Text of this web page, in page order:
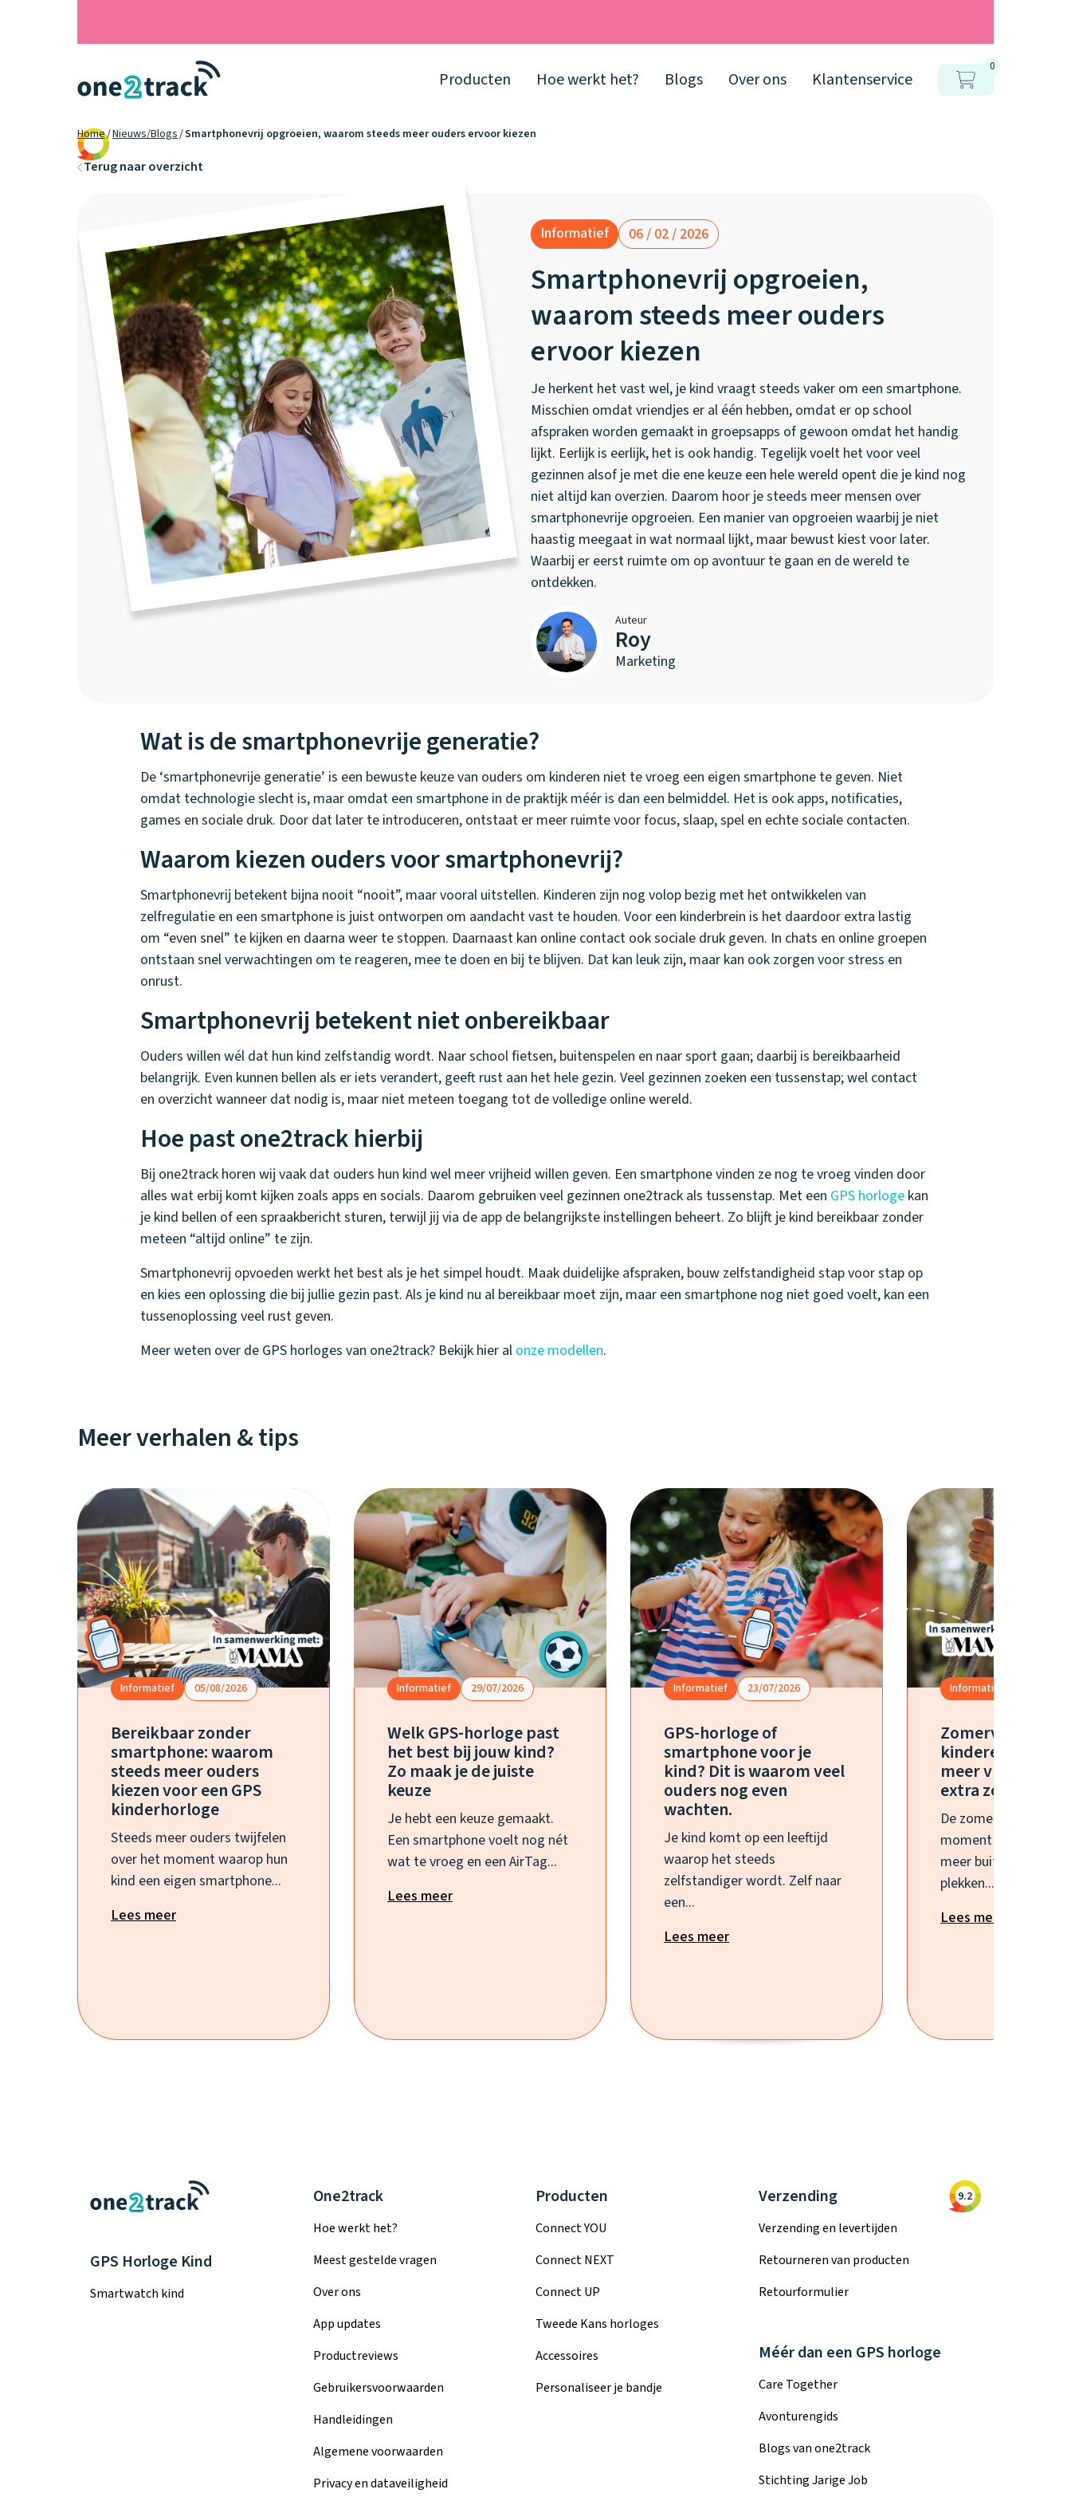
Producten Hoe werkt het? Blogs Over ons Klantenservice
0
Home Nieuws/Blogs Smartphonevrij opgroeien, waarom steeds meer ouders ervoor kiezen
Terug naar overzicht
Informatief 06 / 02 / 2026
Smartphonevrij opgroeien,
waarom steeds meer ouders
ervoor kiezen
Je herkent het vast wel, je kind vraagt steeds vaker om een smartphone.
Misschien omdat vriendjes er al één hebben, omdat er op school
afspraken worden gemaakt in groepsapps of gewoon omdat het handig
lijkt. Eerlijk is eerlijk, het is ook handig. Tegelijk voelt het voor veel
gezinnen alsof je met die ene keuze een hele wereld opent die je kind nog
niet altijd kan overzien. Daarom hoor je steeds meer mensen over
smartphonevrije opgroeien. Een manier van opgroeien waarbij je niet
haastig meegaat in wat normaal lijkt, maar bewust kiest voor later.
Waarbij er eerst ruimte om op avontuur te gaan en de wereld te
ontdekken.
Auteur
Roy
Marketing
Wat is de smartphonevrije generatie?
De ‘smartphonevrije generatie’ is een bewuste keuze van ouders om kinderen niet te vroeg een eigen smartphone te geven. Niet
omdat technologie slecht is, maar omdat een smartphone in de praktijk méér is dan een belmiddel. Het is ook apps, notificaties,
games en sociale druk. Door dat later te introduceren, ontstaat er meer ruimte voor focus, slaap, spel en echte sociale contacten.
Waarom kiezen ouders voor smartphonevrij?
Smartphonevrij betekent bijna nooit “nooit”, maar vooral uitstellen. Kinderen zijn nog volop bezig met het ontwikkelen van
zelfregulatie en een smartphone is juist ontworpen om aandacht vast te houden. Voor een kinderbrein is het daardoor extra lastig
om “even snel” te kijken en daarna weer te stoppen. Daarnaast kan online contact ook sociale druk geven. In chats en online groepen
ontstaan snel verwachtingen om te reageren, mee te doen en bij te blijven. Dat kan leuk zijn, maar kan ook zorgen voor stress en
onrust.
Smartphonevrij betekent niet onbereikbaar
Ouders willen wél dat hun kind zelfstandig wordt. Naar school fietsen, buitenspelen en naar sport gaan; daarbij is bereikbaarheid
belangrijk. Even kunnen bellen als er iets verandert, geeft rust aan het hele gezin. Veel gezinnen zoeken een tussenstap; wel contact
en overzicht wanneer dat nodig is, maar niet meteen toegang tot de volledige online wereld.
Hoe past one2track hierbij
Bij one2track horen wij vaak dat ouders hun kind wel meer vrijheid willen geven. Een smartphone vinden ze nog te vroeg vinden door
alles wat erbij komt kijken zoals apps en socials. Daarom gebruiken veel gezinnen one2track als tussenstap. Met een GPS horloge kan
je kind bellen of een spraakbericht sturen, terwijl jij via de app de belangrijkste instellingen beheert. Zo blijft je kind bereikbaar zonder
meteen “altijd online” te zijn.
Smartphonevrij opvoeden werkt het best als je het simpel houdt. Maak duidelijke afspraken, bouw zelfstandigheid stap voor stap op
en kies een oplossing die bij jullie gezin past. Als je kind nu al bereikbaar moet zijn, maar een smartphone nog niet goed voelt, kan een
tussenoplossing veel rust geven.
Meer weten over de GPS horloges van one2track? Bekijk hier al onze modellen.
Meer verhalen & tips
Informatief 05/08/2026
Bereikbaar zonder
smartphone: waarom
steeds meer ouders
kiezen voor een GPS
kinderhorloge
Steeds meer ouders twijfelen
over het moment waarop hun
kind een eigen smartphone...
Lees meer
Informatief 29/07/2026
Welk GPS-horloge past
het best bij jouw kind?
Zo maak je de juiste
keuze
Je hebt een keuze gemaakt.
Een smartphone voelt nog nét
wat te vroeg en een AirTag...
Lees meer
Informatief 23/07/2026
GPS-horloge of
smartphone voor je
kind? Dit is waarom veel
ouders nog even
wachten.
Je kind komt op een leeftijd
waarop het steeds
zelfstandiger wordt. Zelf naar
een...
Lees meer
Informatief
Zomervakantie
kinderen? Zo
meer vrijheid
extra zorgen
De zomervakantie is
moment waarop
meer buiten zijn,
plekken...
Lees meer
GPS Horloge Kind
Smartwatch kind
One2track
Hoe werkt het?
Meest gestelde vragen
Over ons
App updates
Productreviews
Gebruikersvoorwaarden
Handleidingen
Algemene voorwaarden
Privacy en dataveiligheid
Producten
Connect YOU
Connect NEXT
Connect UP
Tweede Kans horloges
Accessoires
Personaliseer je bandje
Verzending
Verzending en levertijden
Retourneren van producten
Retourformulier
Méér dan een GPS horloge
Care Together
Avonturengids
Blogs van one2track
Stichting Jarige Job
9.2